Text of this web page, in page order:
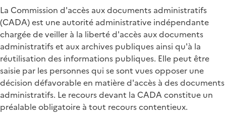
La Commission d'accès aux documents administratifs
(CADA) est une autorité administrative indépendante
chargée de veiller à la liberté d'accès aux documents
administratifs et aux archives publiques ainsi qu'à la
réutilisation des informations publiques. Elle peut être
saisie par les personnes qui se sont vues opposer une
décision défavorable en matière d'accès à des documents
administratifs. Le recours devant la CADA constitue un
préalable obligatoire à tout recours contentieux.